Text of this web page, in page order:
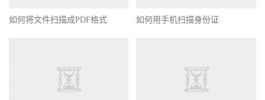
如何将文件扫描成PDF格式 如何用手机扫描身份证